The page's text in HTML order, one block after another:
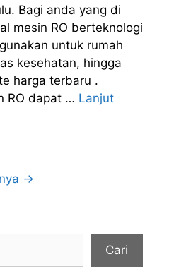
Bagi anda yang di
mesin RO berteknologi
untuk rumah
kesehatan, hingga
harga terbaru .
RO dapat … Lanjut
→
Cari